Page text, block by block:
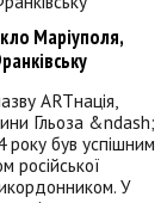
Маріуполя,
ARTнація,
Гльоза &ndash;
був успішним
російської
У